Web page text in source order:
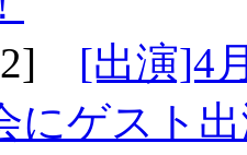
[出演]4
にゲスト